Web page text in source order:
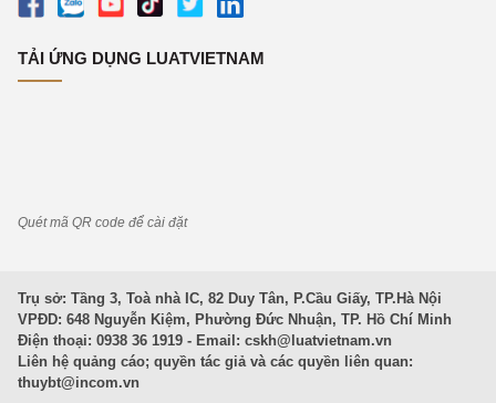
TẢI ỨNG DỤNG LUATVIETNAM
Quét mã QR code để cài đặt
Trụ sở: Tầng 3, Toà nhà IC, 82 Duy Tân, P.Cầu Giấy, TP.Hà Nội
VPĐD: 648 Nguyễn Kiệm, Phường Đức Nhuận, TP. Hồ Chí Minh
Điện thoại: 0938 36 1919 - Email: cskh@luatvietnam.vn
Liên hệ quảng cáo; quyền tác giả và các quyền liên quan:
thuybt@incom.vn